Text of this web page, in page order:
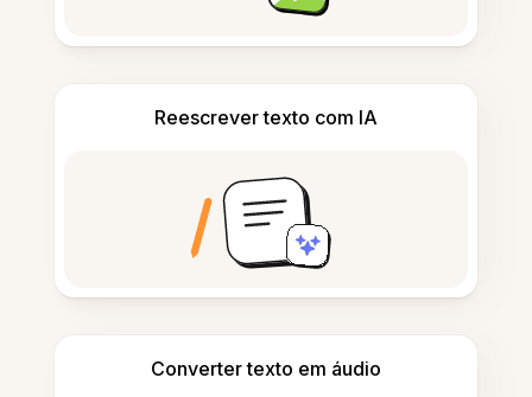
Reescrever texto com IA
Converter texto em áudio